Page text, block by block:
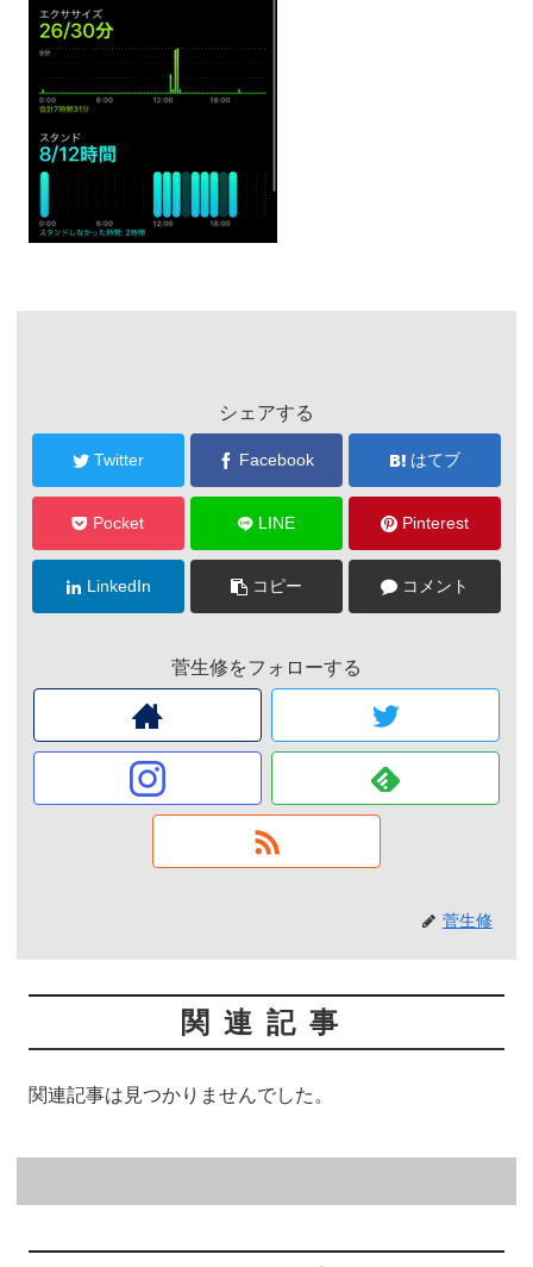
シェアする
Twitter Facebook はてブ
Pocket LINE Pinterest
LinkedIn コピー コメント
菅生修をフォローする
菅生修
関連記事
関連記事は見つかりませんでした。